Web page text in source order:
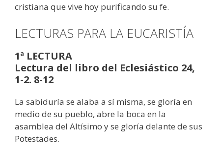
cristiana que vive hoy purificando su fe.
LECTURAS PARA LA EUCARISTÍA
1ª LECTURA
Lectura del libro del Eclesiástico 24,
1-2. 8-12
La sabiduría se alaba a sí misma, se gloría en
medio de su pueblo, abre la boca en la
asamblea del Altísimo y se gloría delante de sus
Potestades.